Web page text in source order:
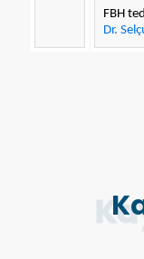
FBH
Dr.